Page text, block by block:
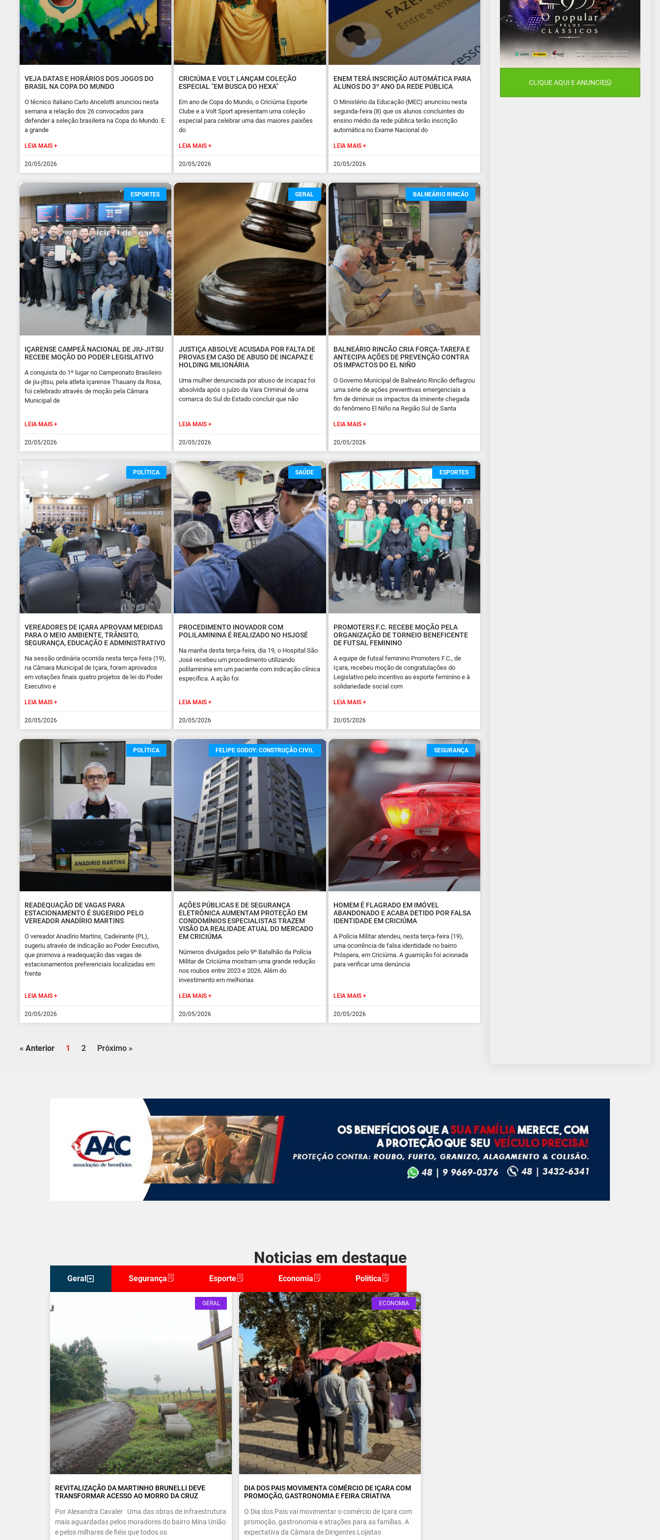
VEJA DATAS E HORÁRIOS DOS JOGOS DO
BRASIL NA COPA DO MUNDO
O técnico italiano Carlo Ancelotti anunciou nesta
semana a relação dos 26 convocados para
defender a seleção brasileira na Copa do Mundo. E
a grande
LEIA MAIS +
20/05/2026
CRICIÚMA E VOLT LANÇAM COLEÇÃO
ESPECIAL “EM BUSCA DO HEXA”
Em ano de Copa do Mundo, o Criciúma Esporte
Clube e a Volt Sport apresentam uma coleção
especial para celebrar uma das maiores paixões
do
LEIA MAIS +
20/05/2026
ENEM TERÁ INSCRIÇÃO AUTOMÁTICA PARA
ALUNOS DO 3º ANO DA REDE PÚBLICA
O Ministério da Educação (MEC) anunciou nesta
segunda-feira (8) que os alunos concluintes do
ensino médio da rede pública terão inscrição
automática no Exame Nacional do
LEIA MAIS +
20/05/2026
ESPORTES
IÇARENSE CAMPEÃ NACIONAL DE JIU-JITSU
RECEBE MOÇÃO DO PODER LEGISLATIVO
A conquista do 1º lugar no Campeonato Brasileiro
de jiu-jitsu, pela atleta içarense Thauany da Rosa,
foi celebrado através de moção pela Câmara
Municipal de
LEIA MAIS +
20/05/2026
GERAL
JUSTIÇA ABSOLVE ACUSADA POR FALTA DE
PROVAS EM CASO DE ABUSO DE INCAPAZ E
HOLDING MILIONÁRIA
Uma mulher denunciada por abuso de incapaz foi
absolvida após o juízo da Vara Criminal de uma
comarca do Sul do Estado concluir que não
LEIA MAIS +
20/05/2026
BALNEÁRIO RINCÃO
BALNEÁRIO RINCÃO CRIA FORÇA-TAREFA E
ANTECIPA AÇÕES DE PREVENÇÃO CONTRA
OS IMPACTOS DO EL NIÑO
O Governo Municipal de Balneário Rincão deflagrou
uma série de ações preventivas emergenciais a
fim de diminuir os impactos da iminente chegada
do fenômeno El Niño na Região Sul de Santa
LEIA MAIS +
20/05/2026
POLÍTICA
VEREADORES DE IÇARA APROVAM MEDIDAS
PARA O MEIO AMBIENTE, TRÂNSITO,
SEGURANÇA, EDUCAÇÃO E ADMINISTRATIVO
Na sessão ordinária ocorrida nesta terça-feira (19),
na Câmara Municipal de Içara, foram aprovados
em votações finais quatro projetos de lei do Poder
Executivo e
LEIA MAIS +
20/05/2026
SAÚDE
PROCEDIMENTO INOVADOR COM
POLILAMININA É REALIZADO NO HSJOSÉ
Na manha desta terça-feira, dia 19, o Hospital São
José recebeu um procedimento utilizando
polilaminina em um paciente com indicação clínica
específica. A ação foi
LEIA MAIS +
20/05/2026
ESPORTES
PROMOTERS F.C. RECEBE MOÇÃO PELA
ORGANIZAÇÃO DE TORNEIO BENEFICENTE
DE FUTSAL FEMININO
A equipe de futsal feminino Promoters F.C., de
Içara, recebeu moção de congratulações do
Legislativo pelo incentivo ao esporte feminino e à
solidariedade social com
LEIA MAIS +
20/05/2026
POLÍTICA
READEQUAÇÃO DE VAGAS PARA
ESTACIONAMENTO É SUGERIDO PELO
VEREADOR ANADÍRIO MARTINS
O vereador Anadírio Martins, Cadeirante (PL),
sugeriu através de indicação ao Poder Executivo,
que promova a readequação das vagas de
estacionamentos preferenciais localizadas em
frente
LEIA MAIS +
20/05/2026
FELIPE GODOY: CONSTRUÇÃO CIVIL
AÇÕES PÚBLICAS E DE SEGURANÇA
ELETRÔNICA AUMENTAM PROTEÇÃO EM
CONDOMÍNIOS ESPECIALISTAS TRAZEM
VISÃO DA REALIDADE ATUAL DO MERCADO
EM CRICIÚMA
Números divulgados pelo 9º Batalhão da Polícia
Militar de Criciúma mostram uma grande redução
nos roubos entre 2023 e 2026. Além do
investimento em melhorias
LEIA MAIS +
20/05/2026
SEGURANÇA
HOMEM É FLAGRADO EM IMÓVEL
ABANDONADO E ACABA DETIDO POR FALSA
IDENTIDADE EM CRICIÚMA
A Polícia Militar atendeu, nesta terça-feira (19),
uma ocorrência de falsa identidade no bairro
Próspera, em Criciúma. A guarnição foi acionada
para verificar uma denúncia
LEIA MAIS +
20/05/2026
« Anterior 1 2 Próximo »
CLIQUE AQUI E ANUNCIE
Noticias em destaque
Geral Segurança Esporte Economia Politica
GERAL
REVITALIZAÇÃO DA MARTINHO BRUNELLI DEVE
TRANSFORMAR ACESSO AO MORRO DA CRUZ
Por Alexandra Cavaler Uma das obras de infraestrutura
mais aguardadas pelos moradores do bairro Mina União
e pelos milhares de fiéis que todos os
ECONOMIA
DIA DOS PAIS MOVIMENTA COMÉRCIO DE IÇARA COM
PROMOÇÃO, GASTRONOMIA E FEIRA CRIATIVA
O Dia dos Pais vai movimentar o comércio de Içara com
promoção, gastronomia e atrações para as famílias. A
expectativa da Câmara de Dirigentes Lojistas